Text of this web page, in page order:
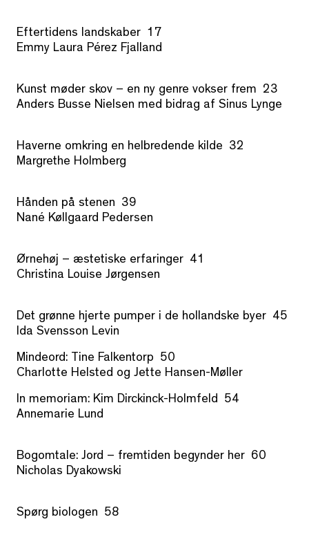
Eftertidens landskaber 17
Emmy Laura Pérez Fjalland
Kunst møder skov – en ny genre vokser frem 23
Anders Busse Nielsen med bidrag af Sinus Lynge
Haverne omkring en helbredende kilde 32
Margrethe Holmberg
Hånden på stenen 39
Nané Køllgaard Pedersen
Ørnehøj – æstetiske erfaringer 41
Christina Louise Jørgensen
Det grønne hjerte pumper i de hollandske byer 45
Ida Svensson Levin
Mindeord: Tine Falkentorp 50
Charlotte Helsted og Jette Hansen-Møller
In memoriam: Kim Dirckinck-Holmfeld 54
Annemarie Lund
Bogomtale: Jord – fremtiden begynder her 60
Nicholas Dyakowski
Spørg biologen 58